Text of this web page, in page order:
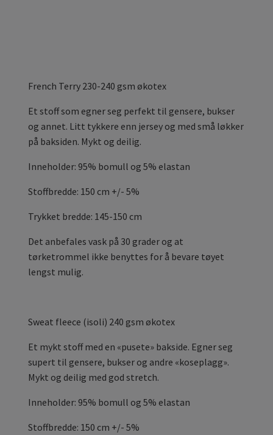
French Terry 230-240 gsm økotex
Et stoff som egner seg perfekt til gensere, bukser
og annet. Litt tykkere enn jersey og med små løkker
på baksiden. Mykt og deilig.
Inneholder: 95% bomull og 5% elastan
Stoffbredde: 150 cm +/- 5%
Trykket bredde: 145-150 cm
Det anbefales vask på 30 grader og at
tørketrommel ikke benyttes for å bevare tøyet
lengst mulig.
Sweat fleece (isoli) 240 gsm økotex
Et mykt stoff med en «pusete» bakside. Egner seg
supert til gensere, bukser og andre «koseplagg».
Mykt og deilig med god stretch.
Inneholder: 95% bomull og 5% elastan
Stoffbredde: 150 cm +/- 5%